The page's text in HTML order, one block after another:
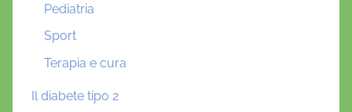
Pediatria
Sport
Terapia e cura
Il diabete tipo 2